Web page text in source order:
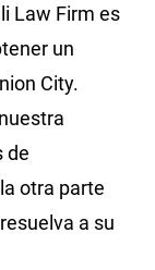
Law Firm es
un
City.
de
otra parte
a su